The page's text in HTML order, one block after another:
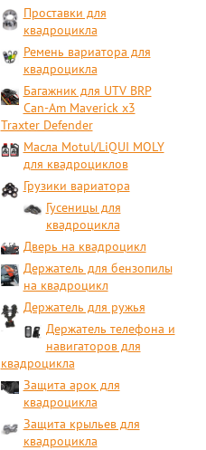
Проставки для
квадроцикла
Ремень вариатора для
квадроцикла
Багажник для UTV BRP
Can-Am Maverick x3
Traxter Defender
Масла Motul/LiQUI MOLY
для квадроциклов
Грузики вариатора
Гусеницы для
квадроцикла
Дверь на квадроцикл
Держатель для бензопилы
на квадроцикл
Держатель для ружья
Держатель телефона и
навигаторов для
квадроцикла
Защита арок для
квадроцикла
Защита крыльев для
квадроцикла